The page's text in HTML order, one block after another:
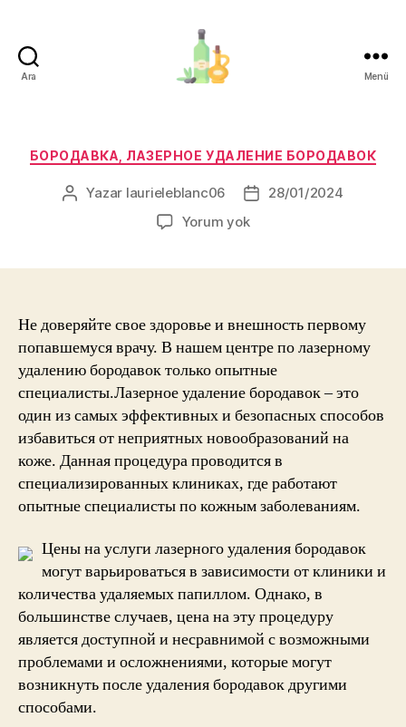
Ara Menü
Kategoriler
БОРОДАВКА, ЛАЗЕРНОЕ УДАЛЕНИЕ БОРОДАВОК
Yazının
Yazar laurieleblanc06
Yazı28/01/2024
Yorum yok
Не доверяйте свое здоровье и внешность первому
попавшемуся врачу. В нашем центре по лазерному
удалению бородавок только опытные
специалисты.Лазерное удаление бородавок – это
один из самых эффективных и безопасных способов
избавиться от неприятных новообразований на
коже. Данная процедура проводится в
специализированных клиниках, где работают
опытные специалисты по кожным заболеваниям.
Цены на услуги лазерного удаления бородавок
могут варьироваться в зависимости от клиники и
количества удаляемых папиллом. Однако, в
большинстве случаев, цена на эту процедуру
является доступной и несравнимой с возможными
проблемами и осложнениями, которые могут
возникнуть после удаления бородавок другими
способами.